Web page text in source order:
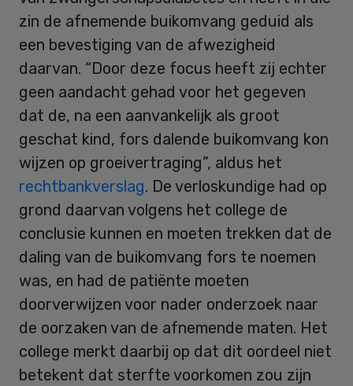
zin de afnemende buikomvang geduid als
een bevestiging van de afwezigheid
daarvan. “Door deze focus heeft zij echter
geen aandacht gehad voor het gegeven
dat de, na een aanvankelijk als groot
geschat kind, fors dalende buikomvang kon
wijzen op groeivertraging”, aldus het
rechtbankverslag. De verloskundige had op
grond daarvan volgens het college de
conclusie kunnen en moeten trekken dat de
daling van de buikomvang fors te noemen
was, en had de patiënte moeten
doorverwijzen voor nader onderzoek naar
de oorzaken van de afnemende maten. Het
college merkt daarbij op dat dit oordeel niet
betekent dat sterfte voorkomen zou zijn